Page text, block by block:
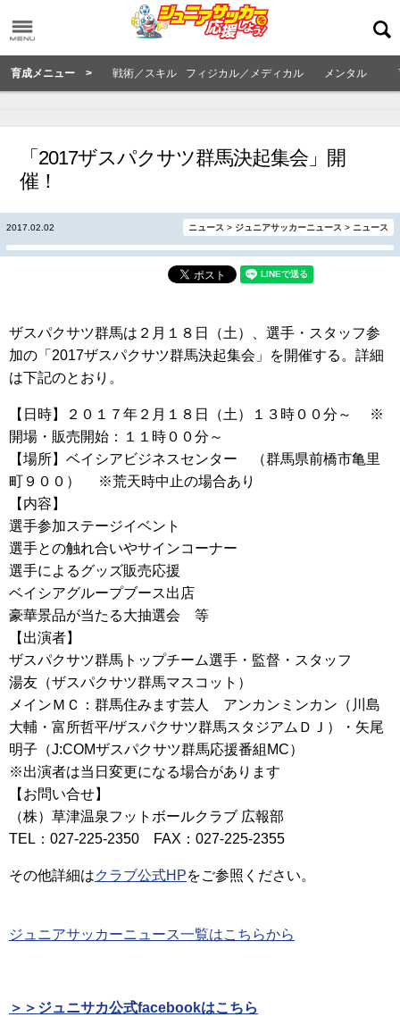
育成メニュー > 戦術／スキル フィジカル／メディカル メンタル
「2017ザスパクサツ群馬決起集会」開
催！
2017.02.02 ニュース > ジュニアサッカーニュース > ニュース
ザスパクサツ群馬は２月１８日（土）、選手・スタッフ参
加の「2017ザスパクサツ群馬決起集会」を開催する。詳細
は下記のとおり。
【日時】２０１７年２月１８日（土）１３時００分～ ※
開場・販売開始：１１時００分～
【場所】ベイシアビジネスセンター （群馬県前橋市亀里
町９００） ※荒天時中止の場合あり
【内容】
選手参加ステージイベント
選手との触れ合いやサインコーナー
選手によるグッズ販売応援
ベイシアグループブース出店
豪華景品が当たる大抽選会 等
【出演者】
ザスパクサツ群馬トップチーム選手・監督・スタッフ
湯友（ザスパクサツ群馬マスコット）
メインＭＣ：群馬住みます芸人 アンカンミンカン（川島
大輔・富所哲平/ザスパクサツ群馬スタジアムＤＪ）・矢尾
明子（J:COMザスパクサツ群馬応援番組MC）
※出演者は当日変更になる場合があります
【お問い合せ】
（株）草津温泉フットボールクラブ 広報部
TEL：027-225-2350 FAX：027-225-2355
その他詳細はクラブ公式HPをご参照ください。
ジュニアサッカーニュース一覧はこちらから
＞＞ジュニサカ公式facebookはこちら